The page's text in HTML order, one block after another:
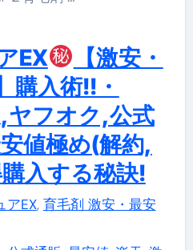
EX
【激安・
購入術!!・
フオク,公式
値極め(解約,
入する秘訣!
アEX, 育毛剤 激安・最安